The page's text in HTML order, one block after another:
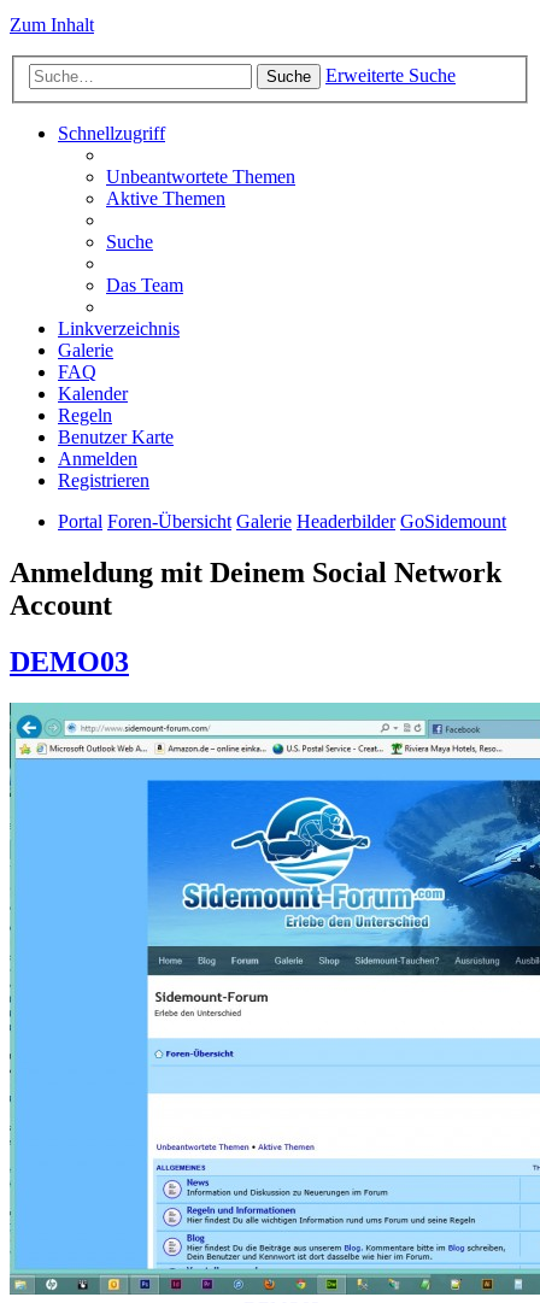
Zum Inhalt
Suche Erweiterte Suche
Schnellzugriff
Unbeantwortete Themen
Aktive Themen
Suche
Das Team
Linkverzeichnis
Galerie
FAQ
Kalender
Regeln
Benutzer Karte
Anmelden
Registrieren
Portal Foren-Übersicht Galerie Headerbilder GoSidemount
Anmeldung mit Deinem Social Network
Account
DEMO03